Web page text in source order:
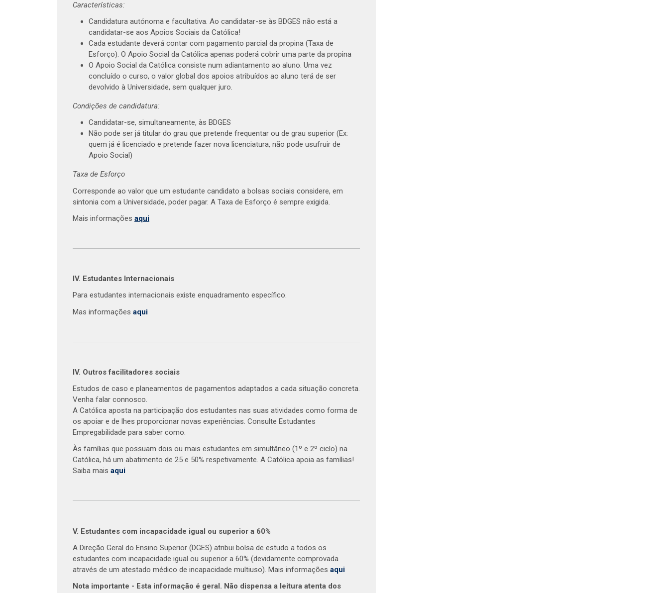
Características:
Candidatura autónoma e facultativa. Ao candidatar-se às BDGES não está a
candidatar-se aos Apoios Sociais da Católica!
Cada estudante deverá contar com pagamento parcial da propina (Taxa de
Esforço). O Apoio Social da Católica apenas poderá cobrir uma parte da propina
O Apoio Social da Católica consiste num adiantamento ao aluno. Uma vez
concluído o curso, o valor global dos apoios atribuídos ao aluno terá de ser
devolvido à Universidade, sem qualquer juro.
Condições de candidatura:
Candidatar-se, simultaneamente, às BDGES
Não pode ser já titular do grau que pretende frequentar ou de grau superior (Ex:
quem já é licenciado e pretende fazer nova licenciatura, não pode usufruir de
Apoio Social)
Taxa de Esforço
Corresponde ao valor que um estudante candidato a bolsas sociais considere, em
sintonia com a Universidade, poder pagar. A Taxa de Esforço é sempre exigida.
Mais informações aqui
IV. Estudantes Internacionais
Para estudantes internacionais existe enquadramento específico.
Mas informações aqui
IV. Outros facilitadores sociais
Estudos de caso e planeamentos de pagamentos adaptados a cada situação concreta.
Venha falar connosco.
A Católica aposta na participação dos estudantes nas suas atividades como forma de
os apoiar e de lhes proporcionar novas experiências. Consulte Estudantes
Empregabilidade para saber como.
Às famílias que possuam dois ou mais estudantes em simultâneo (1º e 2º ciclo) na
Católica, há um abatimento de 25 e 50% respetivamente. A Católica apoia as famílias!
Saiba mais aqui
V. Estudantes com incapacidade igual ou superior a 60%
A Direção Geral do Ensino Superior (DGES) atribui bolsa de estudo a todos os
estudantes com incapacidade igual ou superior a 60% (devidamente comprovada
através de um atestado médico de incapacidade multiuso). Mais informações aqui
Nota importante - Esta informação é geral. Não dispensa a leitura atenta dos